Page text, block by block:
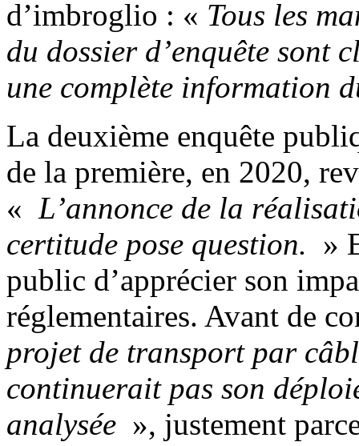
d’imbroglio : « Tous les
du dossier d’enquête sont
une complète information
La deuxième enquête
de la première, en 2020,
« L’annonce de la
certitude pose question. »
public d’apprécier son
réglementaires. Avant de
projet de transport par
continuerait pas son
analysée », justement